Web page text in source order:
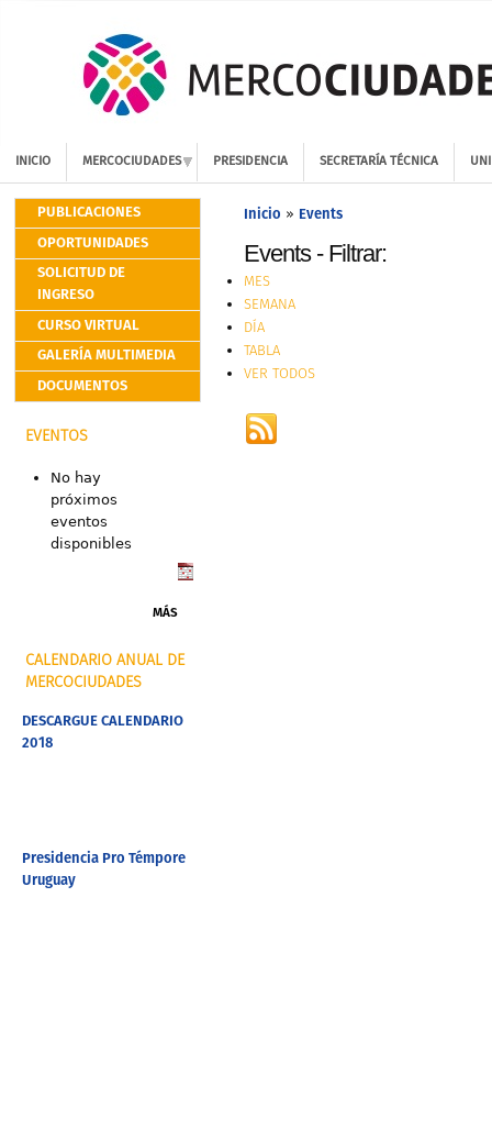
INICIO MERCOCIUDADES PRESIDENCIA SECRETARÍA TÉCNICA
PUBLICACIONES
OPORTUNIDADES
SOLICITUD DE
INGRESO
CURSO VIRTUAL
GALERÍA MULTIMEDIA
DOCUMENTOS
EVENTOS
No hay
próximos
eventos
disponibles
MÁS
CALENDARIO ANUAL DE
MERCOCIUDADES
DESCARGUE CALENDARIO
2018
Presidencia Pro Témpore
Uruguay
Inicio » Events
Events - Filtrar:
MES
SEMANA
DÍA
TABLA
VER TODOS